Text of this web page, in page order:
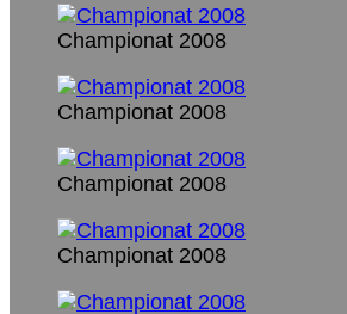
Championat 2008
Championat 2008
Championat 2008
Championat 2008